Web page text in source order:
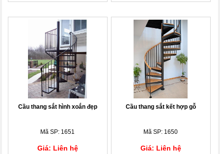
Cầu thang sắt hình xoắn đẹp
Mã SP: 1651
Giá: Liên hệ
Cầu thang sắt kết hợp gỗ
Mã SP: 1650
Giá: Liên hệ